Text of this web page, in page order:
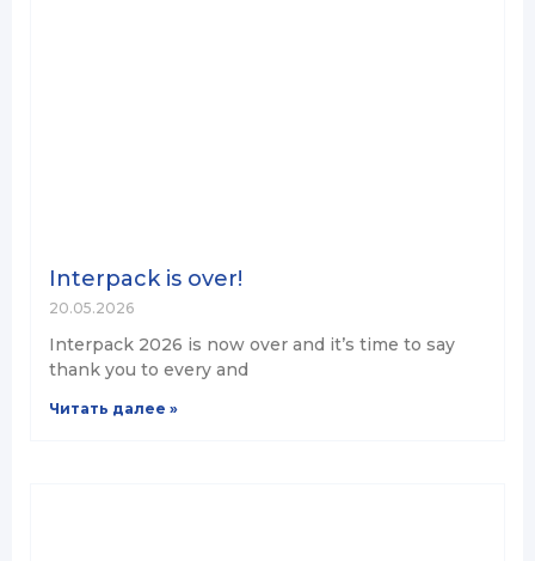
Interpack is over!
20.05.2026
Interpack 2026 is now over and it’s time to say
thank you to every and
Читать далее »